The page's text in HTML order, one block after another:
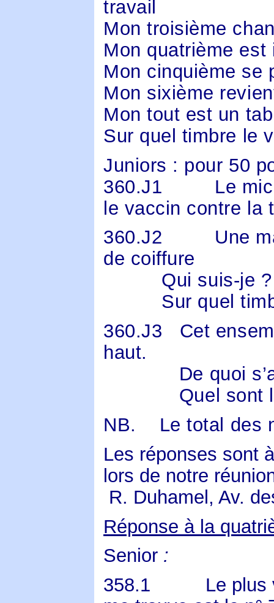
travail
Mon troisième
Mon quatrième
Mon cinquième se
Mon sixième
Mon tout est un
Sur quel timbre le
Juniors : pour 50
360.J1
Le
le vaccin contre la
360.J2
Une
de coiffure
Qui suis-je ?
Sur quel
360.J3
Cet
haut.
De quoi
Quel sont
NB.
Le total des
Les réponses sont
lors de notre
R. Duhamel, Av.
Réponse à la
Senior :
358.1
Le plus